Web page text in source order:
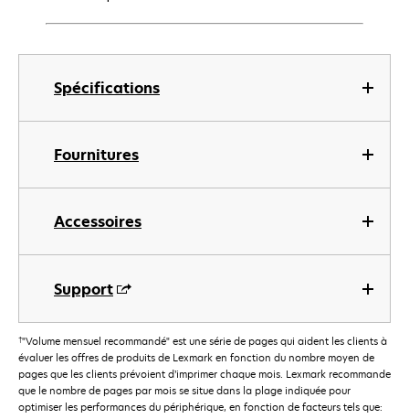
Spécifications
Fournitures
Accessoires
Support
†"Volume mensuel recommandé" est une série de pages qui aident les clients à
évaluer les offres de produits de Lexmark en fonction du nombre moyen de
pages que les clients prévoient d’imprimer chaque mois. Lexmark recommande
que le nombre de pages par mois se situe dans la plage indiquée pour
optimiser les performances du périphérique, en fonction de facteurs tels que: